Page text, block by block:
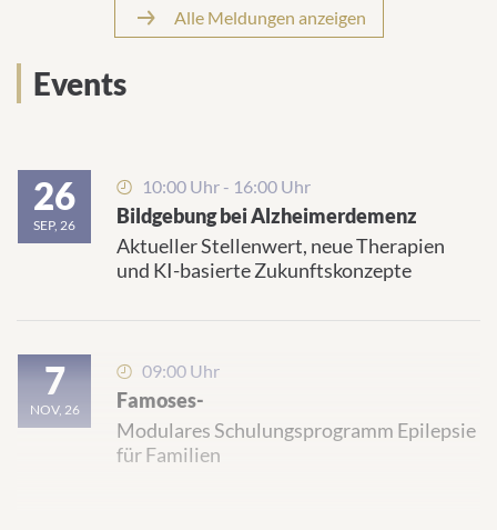
08.07.2025
Nächster Halt: Gesundheitscheck
Alle Meldungen anzeigen
Events
26
SEP, 26
10:00 Uhr - 16:00 Uhr
Bildgebung bei Alzheimerdemenz
Aktueller Stellenwert, neue Therapien
und KI-basierte Zukunftskonzepte
7
NOV, 26
09:00 Uhr
Famoses-
Modulares Schulungsprogramm Epilepsie
für Familien